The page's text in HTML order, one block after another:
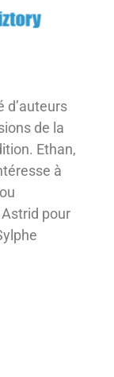
d’auteurs
de la
Ethan,
à
pour